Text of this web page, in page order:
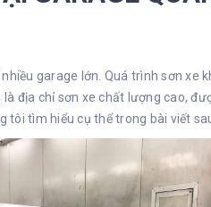
garage lớn. Quá trình sơn xe
địa chỉ sơn xe chất lượng cao,
tôi tìm hiểu cụ thể trong bài viết